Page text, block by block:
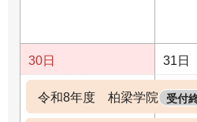
30日 31日
令和8年度 柏梁学院 受付